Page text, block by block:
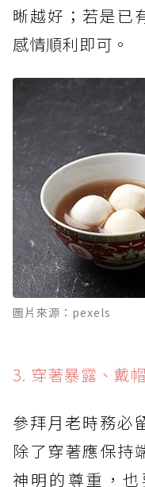
晰越好；若是已
感情順利即可。
圖片來源：pexels
3. 穿著暴露、戴
參拜月老時務必
除了穿著應保持
神明的尊重，